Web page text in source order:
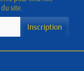
site.